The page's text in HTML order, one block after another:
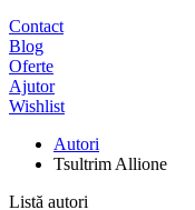
Contact
Blog
Oferte
Ajutor
Wishlist
Autori
Tsultrim Allione
Listă autori